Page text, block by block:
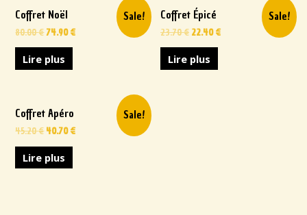
Sale!
Coffret Noël
80.00€74.90€
Lire plus
Sale!
Coffret Épicé
23.70€ 22.40€
Lire plus
Sale!
Coffret Apéro
45.20€40.70€
Lire plus